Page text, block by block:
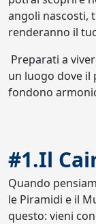
angoli nascosti,
renderanno il
Preparati a
un luogo dove il
fondono
#1.Il
Quando
le Piramidi e il
questo: vieni